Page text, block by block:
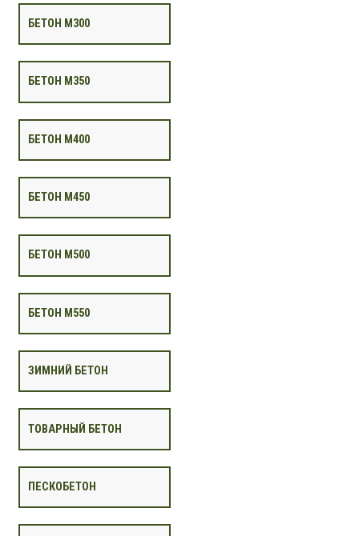
БЕТОН М300
БЕТОН М350
БЕТОН М400
БЕТОН М450
БЕТОН М500
БЕТОН М550
ЗИМНИЙ БЕТОН
ТОВАРНЫЙ БЕТОН
ПЕСКОБЕТОН